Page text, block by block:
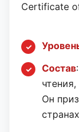
Certificate
Состав
Он